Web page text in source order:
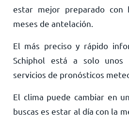
estar mejor preparado con
meses de antelación.
El más preciso y rápido
Schiphol está a solo unos
servicios de pronósticos
El clima puede cambiar en
buscas es estar al día con la